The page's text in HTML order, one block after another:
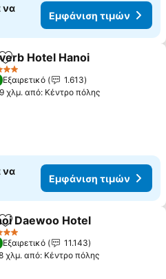
να
Εμφάνιση τιμών
Προσθήκη στα αγαπημένα
Hotel Hanoi
Εξαιρετικό
1.613
χλμ. από: Κέντρο πόλης
να
Εμφάνιση τιμών
Προσθήκη στα αγαπημένα
Daewoo Hotel
Εξαιρετικό
11.143
χλμ. από: Κέντρο πόλης